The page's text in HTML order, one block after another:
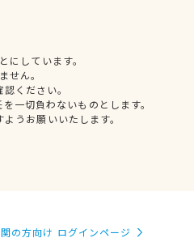
しています。
せん。
ください。
一切負わないものとします。
うお願いいたします。
の方向け ログインページ